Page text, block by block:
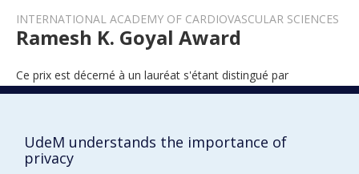
INTERNATIONAL ACADEMY OF CARDIOVASCULAR SCIENCES
Ramesh K. Goyal Award
Ce prix est décerné à un lauréat s'étant distingué par
l'excellence de sa contribution en sciences cardiovasculaires.
UdeM understands the importance of
privacy